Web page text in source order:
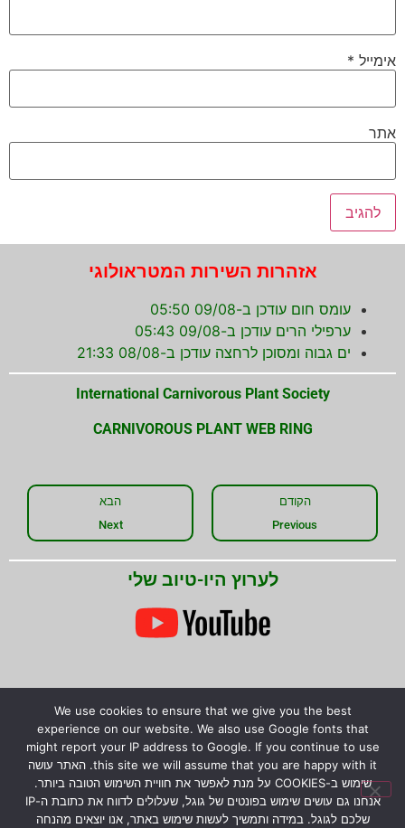
אימייל *
אתר
אזהרות השירות המטראולוגי
עומס חום עודכן ב-09/08 05:50
ערפילי הרים עודכן ב-09/08 05:43
ים גבוה ומסוכן לרחצה עודכן ב-08/08 21:33
International Carnivorous Plant Society
CARNIVOROUS PLANT WEB RING
הקודם
Previous
הבא
Next
לערוץ היו-טיוב שלי
שתפו את המידע!
We use cookies to ensure that we give you the best
experience on our website. We also use Google fonts that
might report your IP address to Google. If you continue to use
this site we will assume that you are happy with it. האתר עושה
שימוש ב-COOKIES על מנת לאפשר את חוויית השימוש הטובה ביותר.
אנחנו גם עושים שימוש בפונטים של גוגל, שעלולים לדווח את כתובת ה-IP
שלכם לגוגל. במידה ותמשיך לעשות שימוש באתר, אנו יוצאים מהנחה